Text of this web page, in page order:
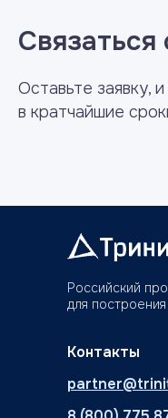
Связаться
Оставьте заявку,
в кратчайшие
Российский
для
Контакты